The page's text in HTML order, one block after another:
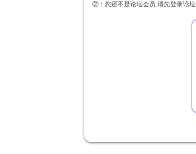
②：您还不是论坛会员,请先登录论坛